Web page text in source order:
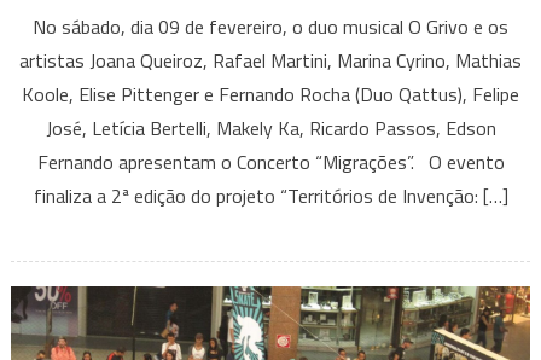
Grivo,
Rafael
Martini
e
Outros
Músicos
No sábado, dia 09 de fevereiro, o duo musical O Grivo e os
artistas Joana Queiroz, Rafael Martini, Marina Cyrino, Mathias
Koole, Elise Pittenger e Fernando Rocha (Duo Qattus), Felipe
José, Letícia Bertelli, Makely Ka, Ricardo Passos, Edson
Fernando apresentam o Concerto “Migrações”. O evento
finaliza a 2ª edição do projeto “Territórios de Invenção: […]